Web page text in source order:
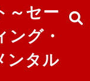
～セー
グ・
ンタル